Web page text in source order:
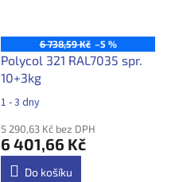
6 738,59 Kč –5 %
Polycol 321 RAL7035 spr.
10+3kg
Průměrné
produktu
je
5,0
1 - 3 dny
5 290,63 Kč bez DPH
6 401,66 Kč
Do košíku